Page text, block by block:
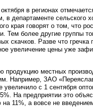
в регионах
департаменте сельского
края говорят о том, что
Тем более другие группы
скачков. Разве что гречка
увеличение цены уже
местных
Например, ЗАО
увеличило c 1 сентября
На предприятии это
11%, а вовсе не